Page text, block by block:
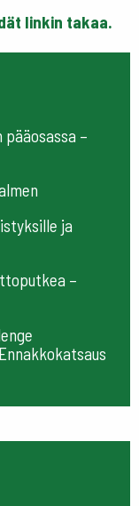
linkin takaa.
–
ja
–